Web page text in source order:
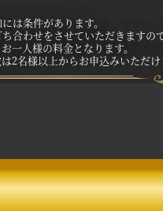
は条件があります。
合わせをさせていただきますの
一人様の料金となります。
2名様以上からお申込みいただけ